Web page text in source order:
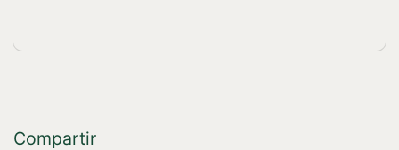
Compartir